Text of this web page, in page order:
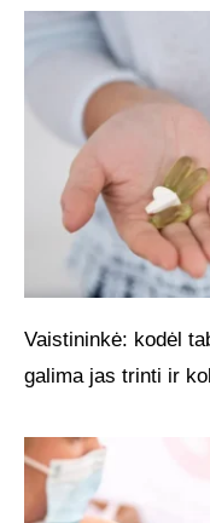
Vaistininkė: kodėl
galima jas trinti ir